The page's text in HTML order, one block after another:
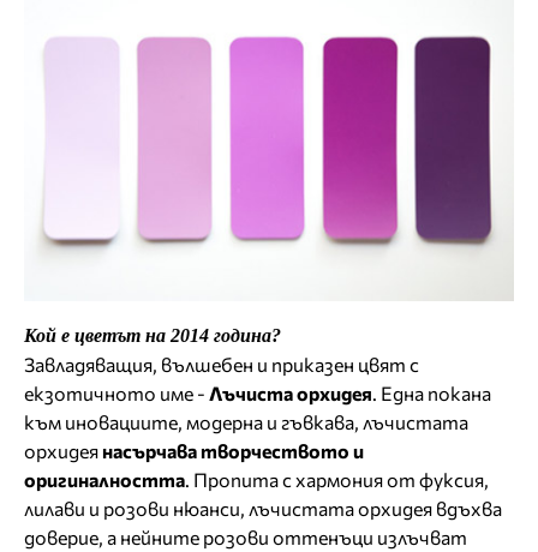
Кой е цветът на 2014 година?
Завладяващия, вълшебен и приказен цвят с
екзотичното име - Лъчиста орхидея . Една покана
към иновациите, модерна и гъвкава, лъчистата
орхидея насърчава творчеството и
оригиналността . Пропита с хармония от фуксия,
лилави и розови нюанси, лъчистата орхидея вдъхва
доверие, а нейните розови оттенъци излъчват